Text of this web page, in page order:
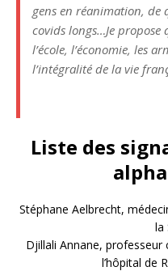
gens en réanimation, de
covids longs…Je propose
l’école, l’économie, les
l’intégralité de la vie
Liste des
Stéphane Aelbrecht,
la
Djillali Annane,
l’hôpital de